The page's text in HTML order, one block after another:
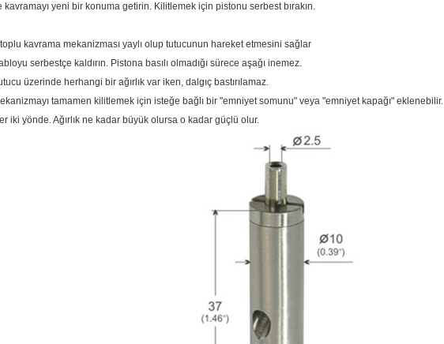
kavramayı yeni bir konuma getirin. Kilitlemek için pistonu serbest bırakın.
kavrama mekanizması yaylı olup tutucunun hareket etmesini sağlar
serbestçe kaldırın. Pistona basılı olmadığı sürece aşağı inemez.
üzerinde herhangi bir ağırlık var iken, dalgıç bastırılamaz.
tamamen kilitlemek için isteğe bağlı bir "emniyet somunu" veya "emniyet kapağı" eklenebilir.
iki yönde. Ağırlık ne kadar büyük olursa o kadar güçlü olur.